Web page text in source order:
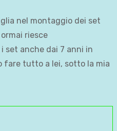
nel montaggio dei set
riesce
set anche dai 7 anni in
fare tutto a lei, sotto la mia